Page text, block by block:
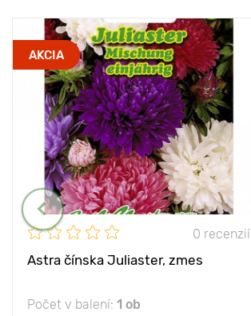
AKCIA
0 recenzií
Astra čínska Juliaster, zmes
Počet v balení: 1 ob